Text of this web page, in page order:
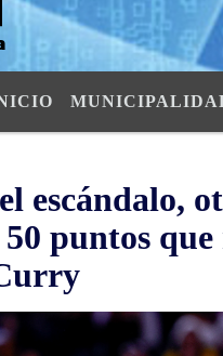
escándalo,
puntos